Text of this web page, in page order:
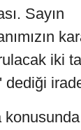
Sayın
iki
dediği
konusunda